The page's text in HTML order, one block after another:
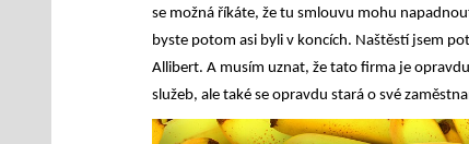
se možná říkáte, že tu smlouvu mohu
byste potom asi byli v koncích. Naštěstí jsem
Allibert. A musím uznat, že tato firma je
služeb, ale také se opravdu stará o své